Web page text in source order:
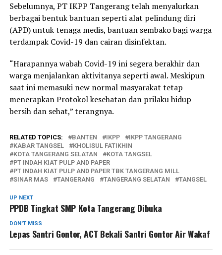
Sebelumnya, PT IKPP Tangerang telah menyalurkan
berbagai bentuk bantuan seperti alat pelindung diri
(APD) untuk tenaga medis, bantuan sembako bagi warga
terdampak Covid-19 dan cairan disinfektan.
“Harapannya wabah Covid-19 ini segera berakhir dan
warga menjalankan aktivitanya seperti awal. Meskipun
saat ini memasuki new normal masyarakat tetap
menerapkan Protokol kesehatan dan prilaku hidup
bersih dan sehat,” terangnya.
RELATED TOPICS: BANTEN IKPP
IKPP TANGERANG
KABAR TANGSEL
KHOLISUL FATIKHIN
KOTA TANGERANG SELATAN
KOTA TANGSEL
PT INDAH KIAT PULP AND PAPER
PT INDAH KIAT PULP AND PAPER TBK TANGERANG MILL
SINAR MAS
TANGERANG TANGERANG SELATAN TANGSEL
UP NEXT
PPDB Tingkat SMP Kota Tangerang Dibuka
DON'T MISS
Lepas Santri Gontor, ACT Bekali Santri Gontor Air Wakaf